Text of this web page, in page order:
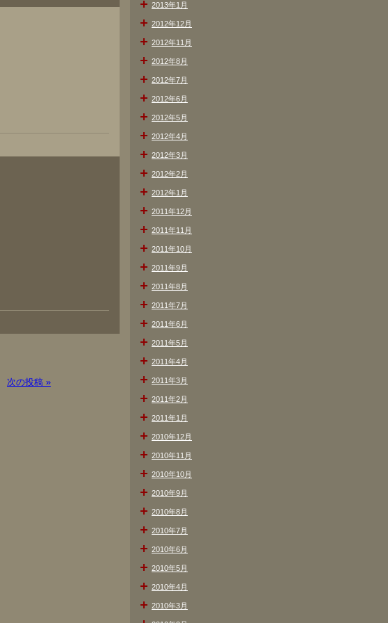
次の投稿 »
2013年1月
2012年12月
2012年11月
2012年8月
2012年7月
2012年6月
2012年5月
2012年4月
2012年3月
2012年2月
2012年1月
2011年12月
2011年11月
2011年10月
2011年9月
2011年8月
2011年7月
2011年6月
2011年5月
2011年4月
2011年3月
2011年2月
2011年1月
2010年12月
2010年11月
2010年10月
2010年9月
2010年8月
2010年7月
2010年6月
2010年5月
2010年4月
2010年3月